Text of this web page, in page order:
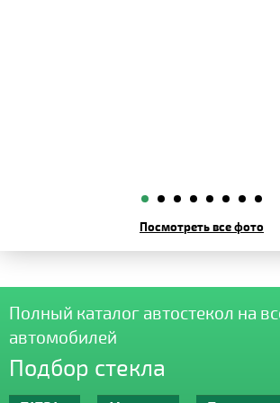
Посмотреть все фото
Полный каталог автостекол на
автомобилей
Подбор стекла